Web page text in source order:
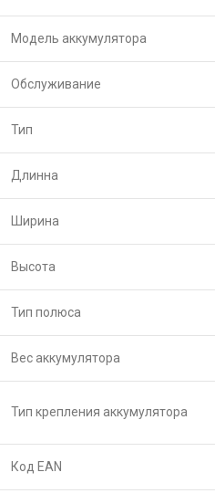
Модель аккумулятора
Обслуживание
Тип
Длинна
Ширина
Высота
Тип полюса
Вес аккумулятора
Тип крепления аккумулятора
Код EAN